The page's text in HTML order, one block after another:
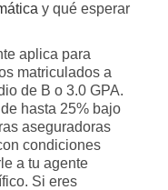
y qué esperar
aplica para
matriculados a
de B o 3.0 GPA.
hasta 25% bajo
aseguradoras
condiciones
a tu agente
Si eres